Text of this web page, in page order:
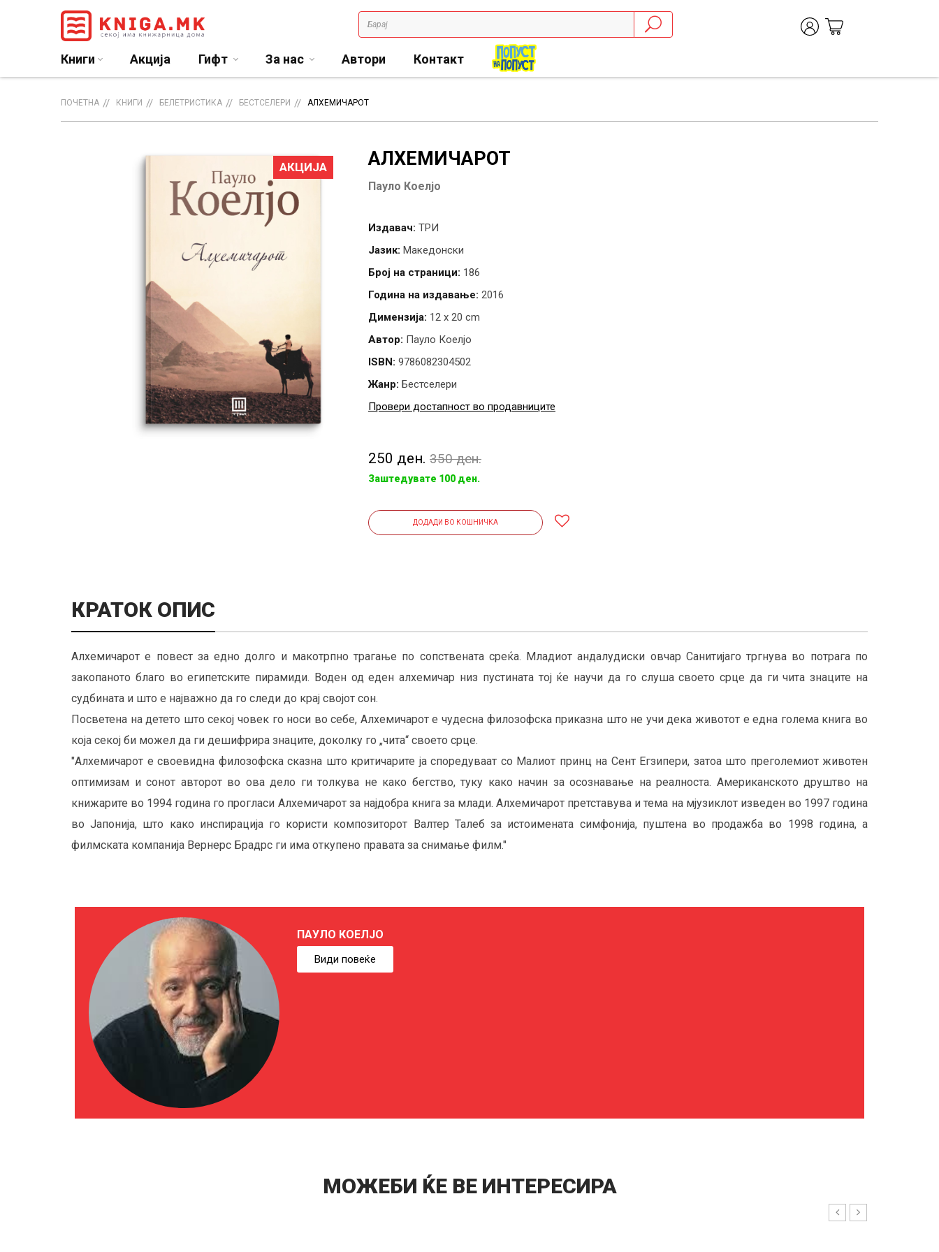
Книги Акција Гифт За нас Автори Контакт
ПОЧЕТНА КНИГИ БЕЛЕТРИСТИКА БЕСТСЕЛЕРИ АЛХЕМИЧАРОТ
АКЦИЈА АЛХЕМИЧАРОТ
Пауло Коелјо
Издавач: ТРИ
Јазик: Македонски
Број на страници: 186
Година на издавање: 2016
Димензија: 12 x 20 cm
Автор: Пауло Коелјо
ISBN: 9786082304502
Жанр: Бестселери
Провери достапност во продавниците
250 ден. 350 ден.
Заштедувате 100 ден.
ДОДАДИ ВО КОШНИЧКА
КРАТОК ОПИС
Алхемичарот е повест за едно долго и макотрпно трагање по сопствената среќа. Младиот андалудиски овчар Санитијаго тргнува во потрага по
закопаното благо во египетските пирамиди. Воден од еден алхемичар низ пустината тој ќе научи да го слуша своето срце да ги чита знаците на
судбината и што е најважно да го следи до крај својот сон.
Посветена на детето што секој човек го носи во себе, Алхемичарот е чудесна филозофска приказна што не учи дека животот е една голема книга во
која секој би можел да ги дешифрира знаците, доколку го „чита“ своето срце.
"Алхемичарот е своевидна филозофска сказна што критичарите ја споредуваат со Малиот принц на Сент Егзипери, затоа што преголемиот животен
оптимизам и сонот авторот во ова дело ги толкува не како бегство, туку како начин за осознавање на реалноста. Американското друштво на
книжарите во 1994 година го прогласи Алхемичарот за најдобра книга за млади. Алхемичарот претставува и тема на мјузиклот изведен во 1997 година
во Јапонија, што како инспирација го користи композиторот Валтер Талеб за истоимената симфонија, пуштена во продажба во 1998 година, а
филмската компанија Вернерс Брадрс ги има откупено правата за снимање филм."
ПАУЛО КОЕЛЈО
Види повеќе
МОЖЕБИ ЌЕ ВЕ ИНТЕРЕСИРА